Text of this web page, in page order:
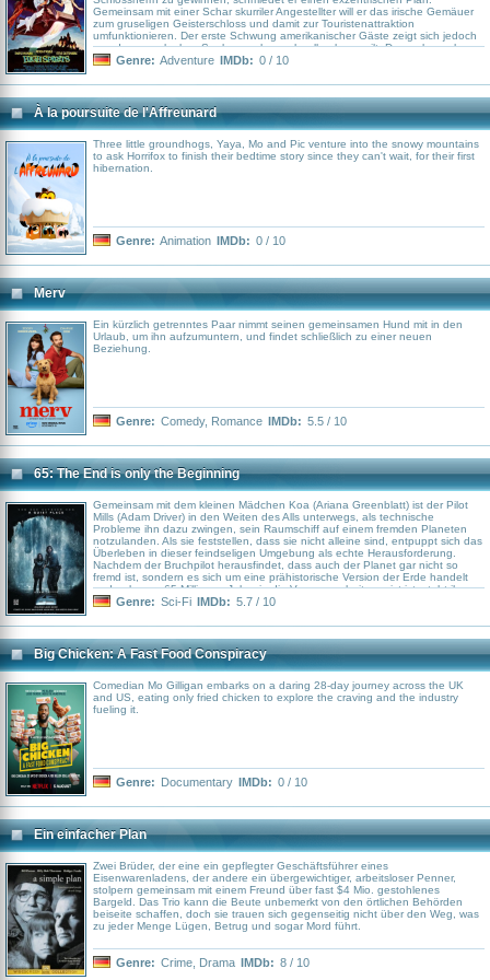
Gemeinsam mit einer Schar skurriler Angestellter will er das irische Gemäuer
zum gruseligen Geisterschloss und damit zur Touristenattraktion
umfunktionieren. Der erste Schwung amerikanischer Gäste zeigt sich jedoch
von den ungelenken Spukversuchen schnell gelangweilt. Dann aber sehen
sich mit Mary und Martin zwei echte Geister in ihrer Ehre gekränkt. Dem
folgen.
Genre: Adventure IMDb: 0 / 10
À la poursuite de l'Affreunard
Three little groundhogs, Yaya, Mo and Pic venture into the snowy mountains
to ask Horrifox to finish their bedtime story since they can't wait, for their first
hibernation.
Genre: Animation IMDb: 0 / 10
Merv
Ein kürzlich getrenntes Paar nimmt seinen gemeinsamen Hund mit in den
Urlaub, um ihn aufzumuntern, und findet schließlich zu einer neuen
Beziehung.
Genre: Comedy, Romance IMDb: 5.5 / 10
65: The End is only the Beginning
Gemeinsam mit dem kleinen Mädchen Koa (Ariana Greenblatt) ist der Pilot
Mills (Adam Driver) in den Weiten des Alls unterwegs, als technische
Probleme ihn dazu zwingen, sein Raumschiff auf einem fremden Planeten
notzulanden. Als sie feststellen, dass sie nicht alleine sind, entpuppt sich das
Überleben in dieser feindseligen Umgebung als echte Herausforderung.
Nachdem der Bruchpilot herausfindet, dass auch der Planet gar nicht so
fremd ist, sondern es sich um eine prähistorische Version der Erde handelt
und er knapp 65 Millionen Jahre in die Vergangenheit gereist ist, steht ihm
der Schweiß ins Gesicht geschrieben. Diese Erkenntnis wird umso deutlicher,
diesen handelt es sich um Dinosaurier. Mit Laser-Schießeisen und einem
futuristischen Waffenarsenal muss der auf der Vergangenheits-Erde
gestrandete Raumschiffspilot sich und das Mädchen gegen wildgewordene
Riesen-Echsen verteidigen, die dem Duo an den Kragen wollen.
Genre: Sci-Fi IMDb: 5.7 / 10
Big Chicken: A Fast Food Conspiracy
Comedian Mo Gilligan embarks on a daring 28-day journey across the UK
and US, eating only fried chicken to explore the craving and the industry
fueling it.
Genre: Documentary IMDb: 0 / 10
Ein einfacher Plan
Zwei Brüder, der eine ein gepflegter Geschäftsführer eines
Eisenwarenladens, der andere ein übergewichtiger, arbeitsloser Penner,
stolpern gemeinsam mit einem Freund über fast $4 Mio. gestohlenes
Bargeld. Das Trio kann die Beute unbemerkt von den örtlichen Behörden
beiseite schaffen, doch sie trauen sich gegenseitig nicht über den Weg, was
zu jeder Menge Lügen, Betrug und sogar Mord führt.
Genre: Crime Drama IMDb: 8 / 10